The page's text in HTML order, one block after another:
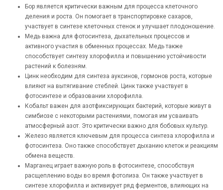
Бор является критически важным для процесса клеточного
деления и роста. Он помогает в транспортировке сахаров,
участвует в синтезе клеточных стенок и улучшает плодоношение.
Медь важна для фотосинтеза, дыхательных процессов и
активного участия в обменных процессах. Медь также
способствует синтезу хлорофилла и повышению устойчивости
растений к болезням.
Цинк необходим для синтеза ауксинов, гормонов роста, которые
влияют на вытягивание стеблей. Цинк также участвует в
фотосинтезе и образовании хлорофилла.
Кобальт важен для азотфиксирующих бактерий, которые живут в
симбиозе с некоторыми растениями, помогая им усваивать
атмосферный азот. Это критически важно для бобовых культур.
Железо является ключевым для процесса синтеза хлорофилла и
фотосинтеза. Оно также способствует дыханию клеток и реакциям
обмена веществ.
Марганец играет важную роль в фотосинтезе, способствуя
расщеплению воды во время фотолиза. Он также участвует в
синтезе хлорофилла и активирует ряд ферментов, влияющих на